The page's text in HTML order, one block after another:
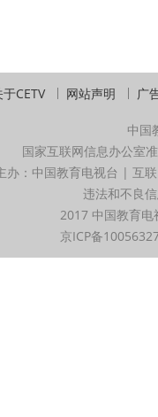
于CETV 网站声明 广
中国
国家互联网信息办公室
办：中国教育电视台 | 互
违法和不良
2017 中国教育
京ICP备